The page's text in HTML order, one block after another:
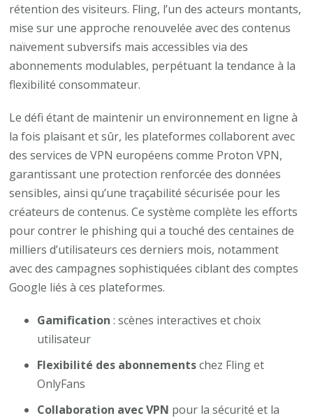
rétention des visiteurs. Fling, l’un des acteurs montants,
mise sur une approche renouvelée avec des contenus
naïvement subversifs mais accessibles via des
abonnements modulables, perpétuant la tendance à la
flexibilité consommateur.
Le défi étant de maintenir un environnement en ligne à
la fois plaisant et sûr, les plateformes collaborent avec
des services de VPN européens comme Proton VPN,
garantissant une protection renforcée des données
sensibles, ainsi qu’une traçabilité sécurisée pour les
créateurs de contenus. Ce système complète les efforts
pour contrer le phishing qui a touché des centaines de
milliers d’utilisateurs ces derniers mois, notamment
avec des campagnes sophistiquées ciblant des comptes
Google liés à ces plateformes.
Gamification : scènes interactives et choix
utilisateur
Flexibilité des abonnementschez Fling et
OnlyFans
Collaboration avec VPN pour la sécurité et la